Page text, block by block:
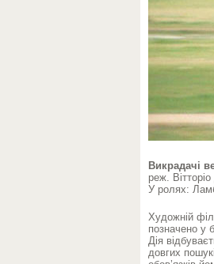
Викрадачі
реж.
У ролях:
Художній
позначено у
Дія
довгих